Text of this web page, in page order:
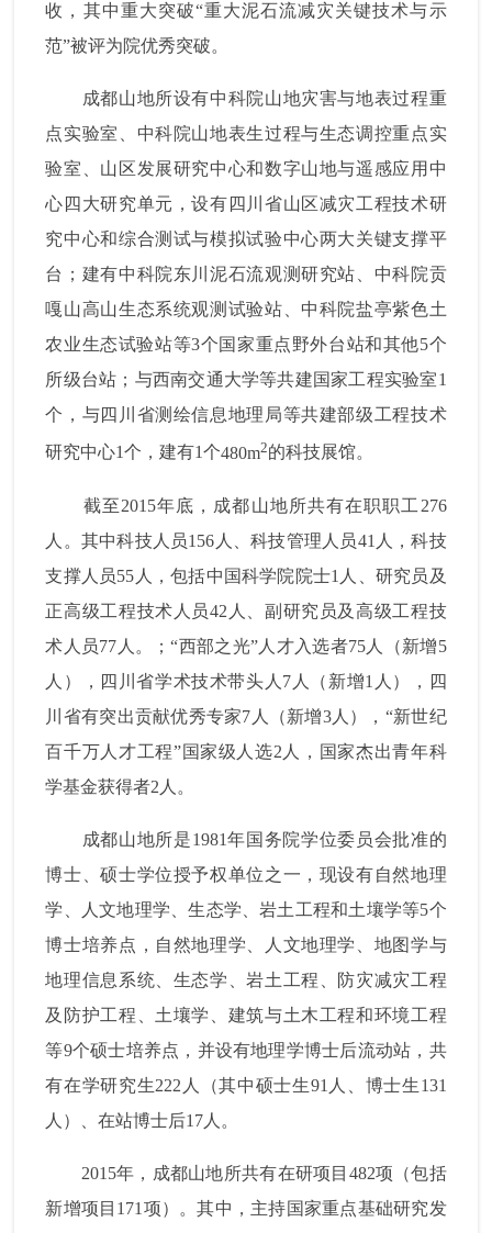
收，其中重大突破“重大泥石流减灾关键技术与示
范”被评为院优秀突破。
成都山地所设有中科院山地灾害与地表过程重
点实验室、中科院山地表生过程与生态调控重点实
验室、山区发展研究中心和数字山地与遥感应用中
心四大研究单元，设有四川省山区减灾工程技术研
究中心和综合测试与模拟试验中心两大关键支撑平
台；建有中科院东川泥石流观测研究站、中科院贡
嘎山高山生态系统观测试验站、中科院盐亭紫色土
农业生态试验站等3个国家重点野外台站和其他5个
所级台站；与西南交通大学等共建国家工程实验室1
个，与四川省测绘信息地理局等共建部级工程技术
研究中心1个，建有1个480m2的科技展馆。
截至2015年底，成都山地所共有在职职工 276
人。其中科技人员156 人、科技管理人员41 人，科技
支撑人员55 人，包括中国科学院院士1 人、研究员及
正高级工程技术人员42 人、副研究员及高级工程技
术人员77 人。 ；“西部之光”人才入选者75人（新增5
人），四川省学术技术带头人 7 人（新增1 人），四
川省有突出贡献优秀专家7 人（新增3人），“新世纪
百千万人才工程”国家级人选2 人，国家杰出青年科
学基金获得者2 人。
成都山地所是1981年国务院学位委员会批准的
博士、硕士学位授予权单位之一，现设有自然地理
学、人文地理学、生态学、岩土工程和土壤学等5个
博士培养点，自然地理学、人文地理学、地图学与
地理信息系统、生态学、岩土工程、防灾减灾工程
及防护工程、土壤学、建筑与土木工程和环境工程
等9个硕士培养点，并设有地理学博士后流动站，共
有在学研究生222 人（其中硕士生91 人、博士生131
人）、在站博士后17 人。
2015年，成都山地所共有在研项目 482项（包括
新增项目 171 项）。其中，主持国家重点基础研究发